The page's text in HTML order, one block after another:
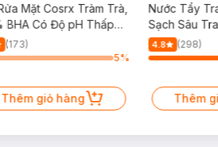
Mặt Cosrx Tràm Trà,
BHA Có Độ pH Thấp
(173)
5%
Thêm giỏ hàng
Nước Tẩy
Sạch Sâu
4.8 (298)
Thêm